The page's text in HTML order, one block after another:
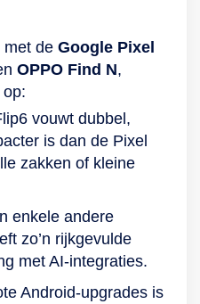
met de Google Pixel
OPPO Find N,
vouwt dubbel,
is dan de Pixel
zakken of kleine
enkele andere
zo’n rijkgevulde
met AI‑integraties.
Android‑upgrades is